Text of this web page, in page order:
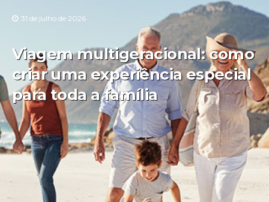
31 de julho de 2026
Viagem multigeracional: como
criar uma experiência especial
para toda a família